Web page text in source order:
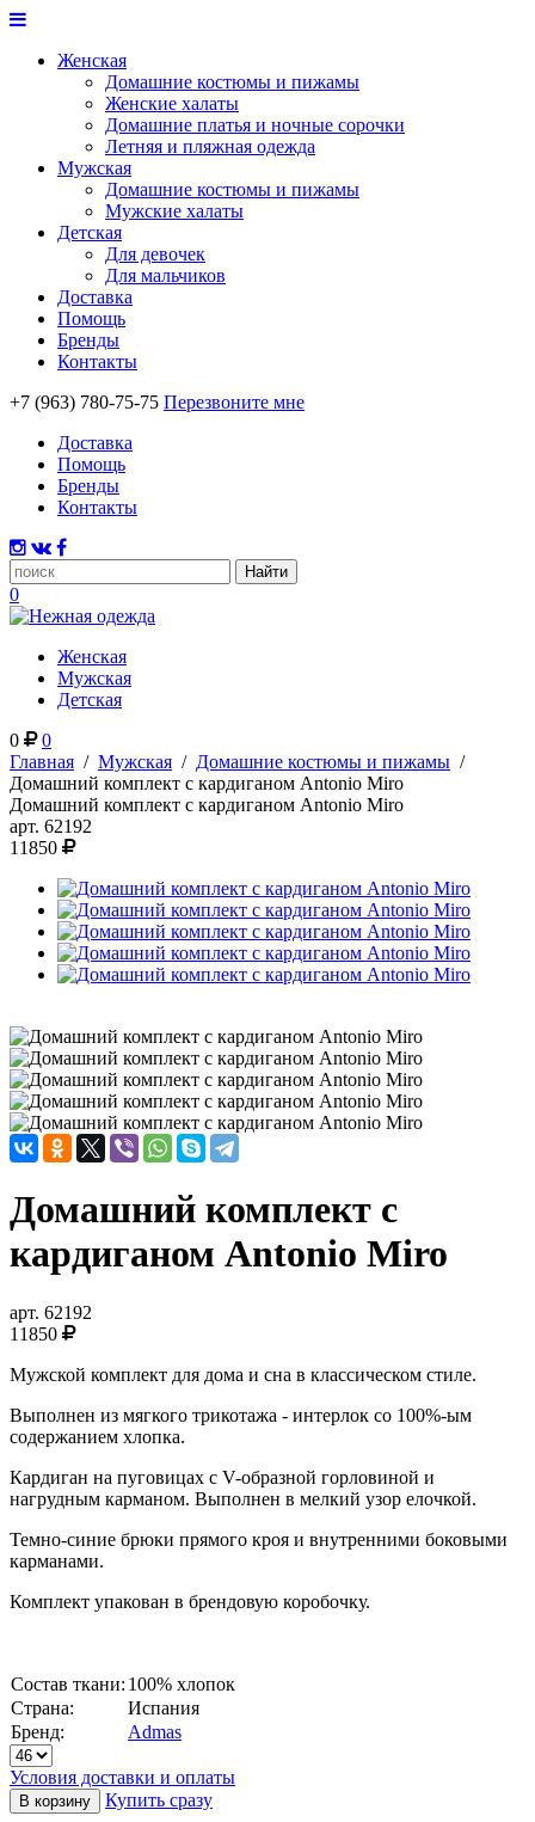
Женская
Домашние костюмы и пижамы
Женские халаты
Домашние платья и ночные сорочки
Летняя и пляжная одежда
Мужская
Домашние костюмы и пижамы
Мужские халаты
Детская
Для девочек
Для мальчиков
Доставка
Помощь
Бренды
Контакты
+7 (963) 780-75-75 Перезвоните мне
Доставка
Помощь
Бренды
Контакты
0
Женская
Мужская
Детская
0
0
Главная / Мужская / Домашние костюмы и пижамы /
Домашний комплект с кардиганом Antonio Miro
Домашний комплект с кардиганом Antonio Miro
арт. 62192
11850
Домашний комплект с
кардиганом Antonio Miro
арт. 62192
11850
Мужской комплект для дома и сна в классическом стиле.
Выполнен из мягкого трикотажа - интерлок со 100%-ым
содержанием хлопка.
Кардиган на пуговицах с V-образной горловиной и
нагрудным карманом. Выполнен в мелкий узор елочкой.
Темно-синие брюки прямого кроя и внутренними боковыми
карманами.
Комплект упакован в брендовую коробочку.
Состав ткани: 100% хлопок
Страна:
Испания
Бренд:
Admas
Условия доставки и оплаты
Купить сразу